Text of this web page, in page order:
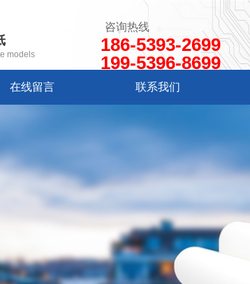
models
咨询热线
186-5393-2699
199-5396-8699
在线留言 联系我们